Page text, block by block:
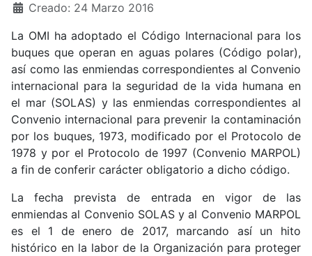
Creado: 24 Marzo 2016
La OMI ha adoptado el Código Internacional para los
buques que operan en aguas polares(Código polar),
así como las enmiendas correspondientes al Convenio
internacional para la seguridad de la vida humana en
el mar (SOLAS) y las enmiendas correspondientes al
Convenio internacional para prevenir la contaminación
por los buques, 1973, modificado por el Protocolo de
1978 y por el Protocolo de 1997 (Convenio MARPOL)
a fin de conferir carácter obligatorio a dicho código.
La fecha prevista de entrada en vigorde las
enmiendas al Convenio SOLAS y al Convenio MARPOL
es el 1 de enero de 2017, marcando así un hito
histórico en la labor de la Organización para proteger